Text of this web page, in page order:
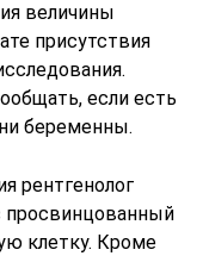
величины
присутствия
если есть
беременны.
рентгенолог
просвинцованный
клетку. Кроме